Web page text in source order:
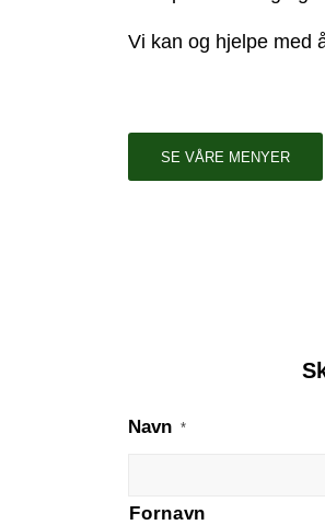
Vi kan og hjelpe med
SE VÅRE MENYER
Navn *
Fornavn